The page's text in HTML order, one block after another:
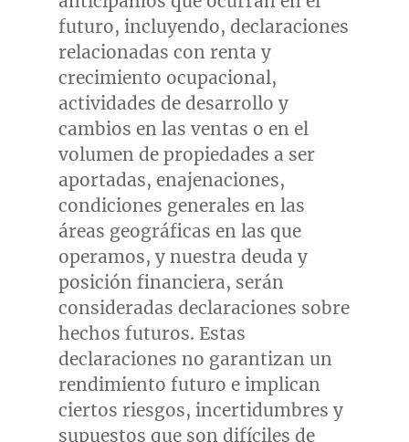
futuro, incluyendo, declaraciones
relacionadas con renta y
crecimiento ocupacional,
actividades de desarrollo y
cambios en las ventas o en el
volumen de propiedades a ser
aportadas, enajenaciones,
condiciones generales en las
áreas geográficas en las que
operamos, y nuestra deuda y
posición financiera, serán
consideradas declaraciones sobre
hechos futuros. Estas
declaraciones no garantizan un
rendimiento futuro e implican
ciertos riesgos, incertidumbres y
supuestos que son difíciles de